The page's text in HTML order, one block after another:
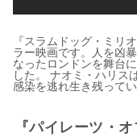
『スラムドッグ・ミリ
ラー映画です。人を凶
なったロンドンを舞台
した。 ナオミ・ハリス
感染を逃れ生き残って
『パイレーツ・